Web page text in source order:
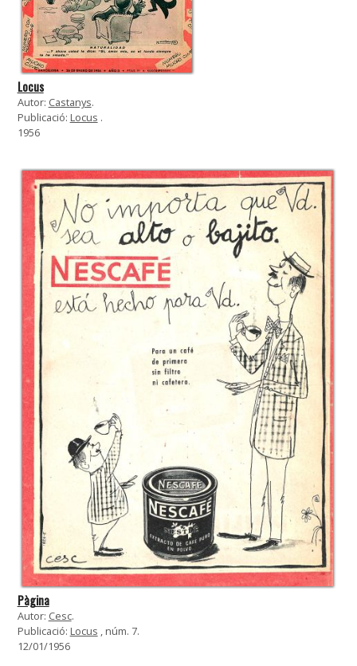
Locus
Autor: Castanys.
Publicació: Locus .
1956
Pàgina
Autor: Cesc.
Publicació: Locus , núm. 7.
12/01/1956